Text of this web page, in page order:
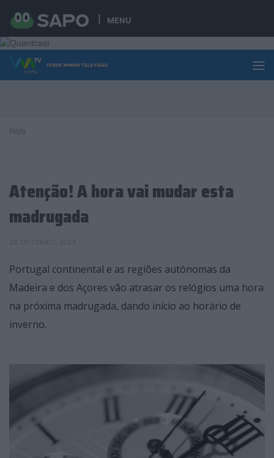
MENU
Skip to content
Atenção! A hora vai mudar esta
madrugada
Portugal continental e as regiões autónomas da
Madeira e dos Açores vão atrasar os relógios uma hora
na próxima madrugada, dando início ao horário de
inverno.